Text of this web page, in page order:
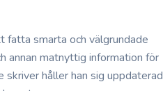
fatta smarta och välgrundade
annan matnyttig information för
håller han sig uppdaterad